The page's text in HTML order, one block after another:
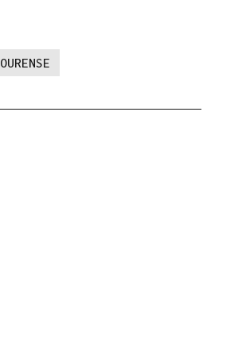
OURENSE